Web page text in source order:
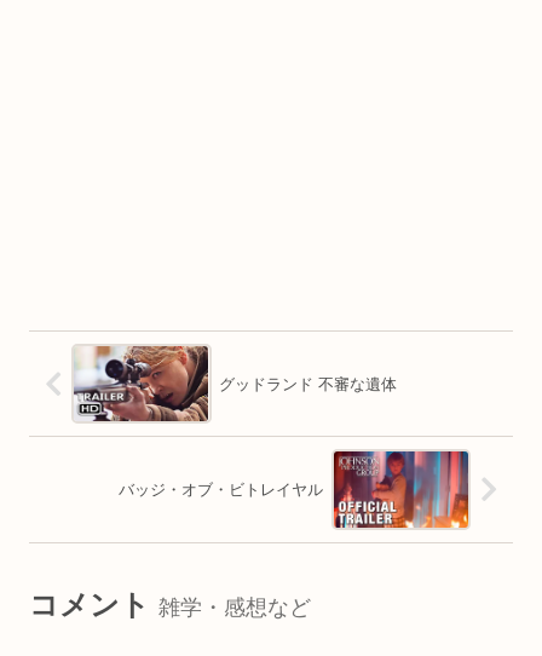
グッドランド 不審な遺体
バッジ・オブ・ビトレイヤル
コメント 雑学・感想など